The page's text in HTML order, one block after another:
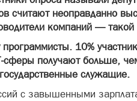
считают неоправданно
компаний —
программисты. 10%
сферы получают больше,
служащие.
с завышенными